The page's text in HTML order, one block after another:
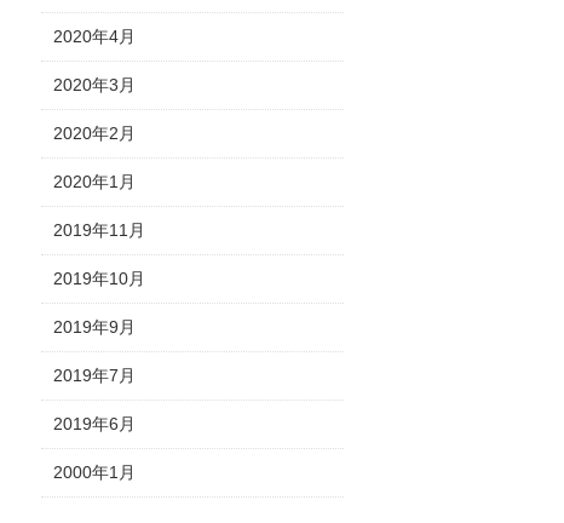
2020年4月
2020年3月
2020年2月
2020年1月
2019年11月
2019年10月
2019年9月
2019年7月
2019年6月
2000年1月